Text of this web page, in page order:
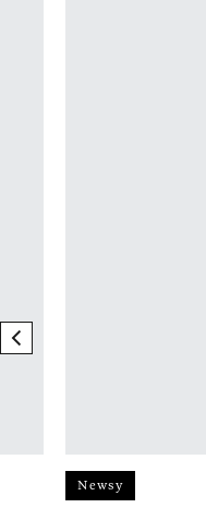
previous element
Newsy